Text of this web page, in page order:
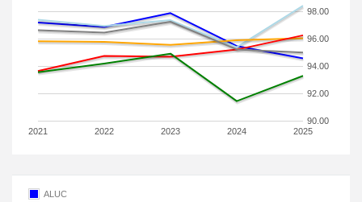
2021 2022 2023 2024 2025
90.00
92.00
94.00
96.00
98.00
ALUC